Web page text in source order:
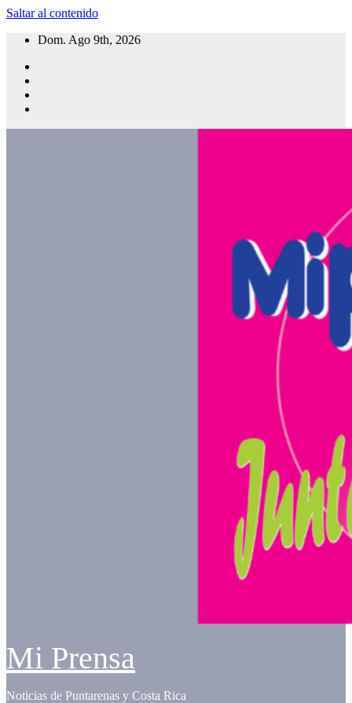
Saltar al contenido
Dom. Ago 9th, 2026
Mi Prensa
Noticias de Puntarenas y Costa Rica